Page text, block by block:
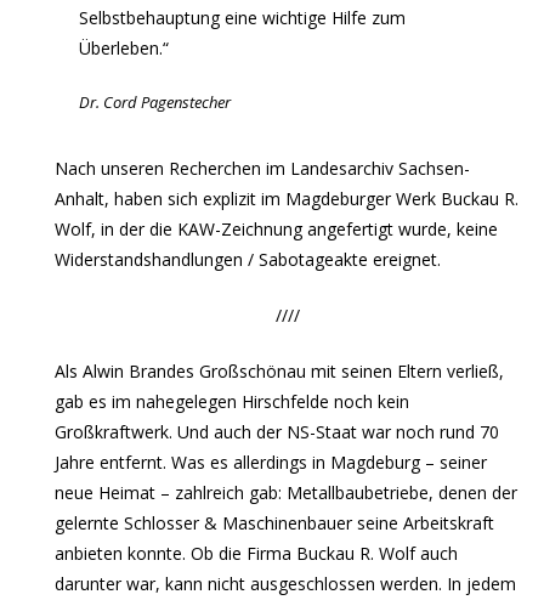
Selbstbehauptung eine wichtige Hilfe zum
Überleben.“
Dr. Cord Pagenstecher
Nach unseren Recherchen im Landesarchiv Sachsen-
Anhalt, haben sich explizit im Magdeburger Werk Buckau R.
Wolf, in der die KAW-Zeichnung angefertigt wurde, keine
Widerstandshandlungen / Sabotageakte ereignet.
////
Als Alwin Brandes Großschönau mit seinen Eltern verließ,
gab es im nahegelegen Hirschfelde noch kein
Großkraftwerk. Und auch der NS-Staat war noch rund 70
Jahre entfernt. Was es allerdings in Magdeburg – seiner
neue Heimat – zahlreich gab: Metallbaubetriebe, denen der
gelernte Schlosser & Maschinenbauer seine Arbeitskraft
anbieten konnte. Ob die Firma Buckau R. Wolf auch
darunter war, kann nicht ausgeschlossen werden. In jedem